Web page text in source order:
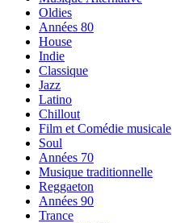
Oldies
Années 80
House
Indie
Classique
Jazz
Latino
Chillout
Film et Comédie musicale
Soul
Années 70
Musique traditionnelle
Reggaeton
Années 90
Trance